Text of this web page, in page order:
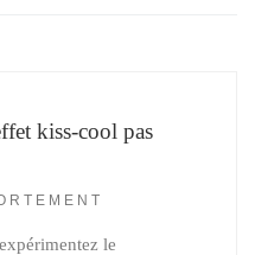
kiss-cool pas
le